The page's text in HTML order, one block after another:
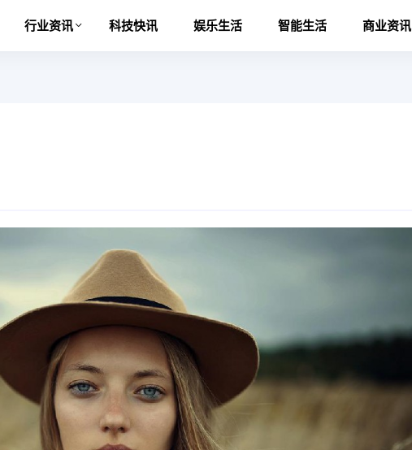
行业资讯 科技快讯 娱乐生活 智能生活 商业资讯